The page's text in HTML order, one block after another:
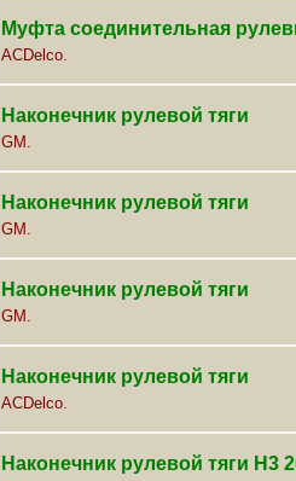
Муфта соединительная
ACDelco.
Наконечник рулевой тяги
GM.
Наконечник рулевой тяги
GM.
Наконечник рулевой тяги
GM.
Наконечник рулевой тяги
ACDelco.
Наконечник рулевой тяги Н3